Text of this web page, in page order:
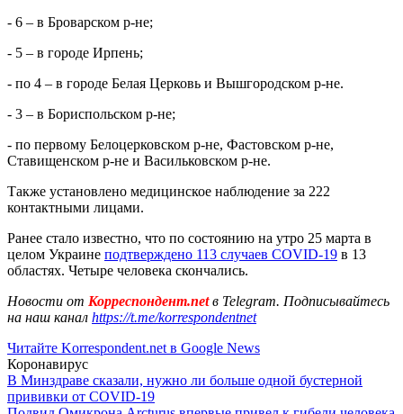
- 6 – в Броварском р-не;
- 5 – в городе Ирпень;
- по 4 – в городе Белая Церковь и Вышгородском р-не.
- 3 – в Бориспольском р-не;
- по первому Белоцерковском р-не, Фастовском р-не,
Ставищенском р-не и Васильковском р-не.
Также установлено медицинское наблюдение за 222
контактными лицами.
Ранее стало известно, что по состоянию на утро 25 марта в
целом Украине подтверждено 113 случаев COVID-19 в 13
областях. Четыре человека скончались.
Новости от Корреспондент.netв Telegram. Подписывайтесь
на наш канал https://t.me/korrespondentnet
Читайте Korrespondent.net в Google News
Коронавирус
В Минздраве сказали, нужно ли больше одной бустерной
прививки от COVID-19